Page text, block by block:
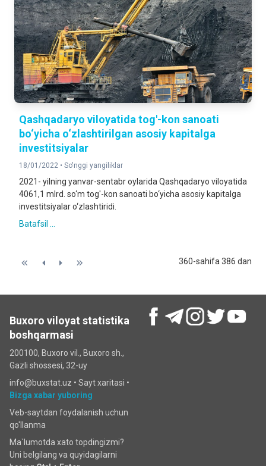
Qashqadaryo viloyatida tog'-kon sanoati
bo‘yicha o‘zlashtirilgan asosiy kapitalga
investitsiyalar
18/01/2022 • So'nggi yangiliklar
2021- yilning yanvar-sentabr oylarida Qashqadaryo viloyatida
4061,1 mlrd. so‘m tog'-kon sanoati bo‘yicha asosiy kapitalga
investitsiyalar o‘zlashtiridi.
Batafsil ...
360-sahifa 386 dan
Buxoro viloyat statistika
boshqarmasi
200100, Buxoro vil., Buxoro sh.,
Gazli shossesi, 32-uy
info@buxstat.uz • Sayt xaritasi •
Bizga xabar yuboring
Veb-saytdan foydalanish uchun
qo'llanma
Ma`lumotda xato topdingizmi?
Uni belgilang va quyidagilarni